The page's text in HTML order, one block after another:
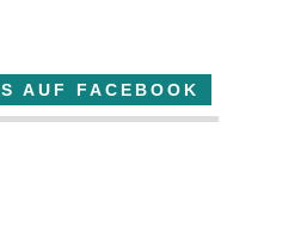
AUF FACEBOOK